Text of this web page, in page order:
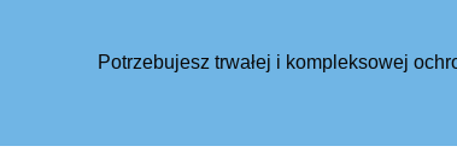
Potrzebujesz trwałej i kompleksowej